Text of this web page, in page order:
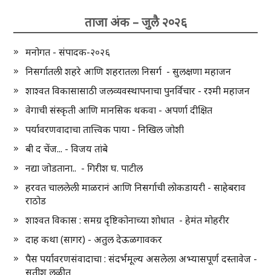
ताजा अंक – जुलै २०२६
मनोगत - संपादक-२०२६
निसर्गातली शहरे आणि शहरातला निसर्ग - सुलक्षणा महाजन
शाश्वत विकासासाठी जलव्यवस्थापनाचा पुनर्विचार - रश्मी महाजन
वेगाची संस्कृती आणि मानसिक थकवा - अपर्णा दीक्षित
पर्यावरणवादाचा तात्त्विक पाया - निखिल जोशी
बी द चेंज... - विजय तांबे
नद्या जोडताना.. - गिरीश घ. पाटील
हरवत चाललेली माळरानं आणि निसर्गाची लोकडायरी - साहेबराव
राठोड
शाश्वत विकास : समग्र दृष्टिकोनाच्या शोधात - हेमंत मोहरीर
दाह कथा (सागर) - अतुल देऊळगावकर
पैस पर्यावरणसंवादाचा : संदर्भमूल्य असलेला अभ्यासपूर्ण दस्तावेज -
सतीश लळीत